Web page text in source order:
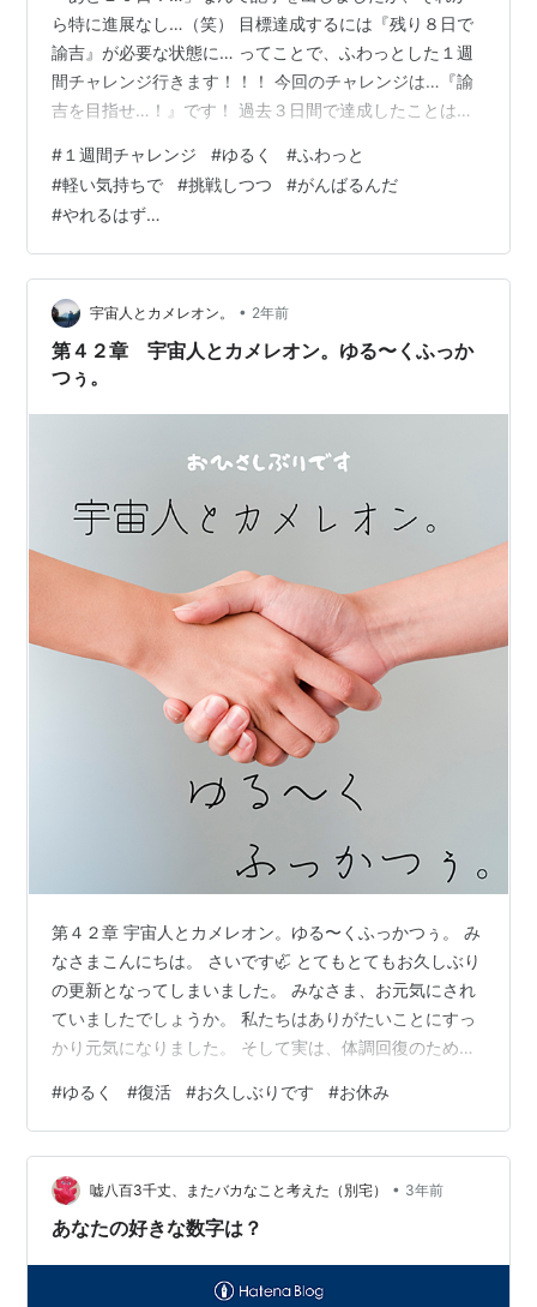
ら特に進展なし…（笑） 目標達成するには『残り８日で
諭吉』が必要な状態に… ってことで、ふわっとした１週
間チャレンジ行きます！！！ 今回のチャレンジは…『諭
吉を目指せ…！』です！ 過去３日間で達成したことはあ
たように検索さえしてもらえれば記事を作るだけでいい
んですけどね（笑） そんな簡単に行くわけもないので、
のんびりと更新していきます… 理由をつけて昨日はサボ
ってしまっているので、今日こそは踏ん張ります！ 宿題
とかをギリギリまでためておくタイプではなかったんで
すが、疑似体験している気分です（笑…
# １週間チャレンジ #ゆるく #ふわっと
#軽い気持ちで #挑戦しつつ #がんばるんだ
#やれるはず…
宇宙人とカメレオン。 • 2年前
第４２章 宇宙人とカメレオン。ゆる〜くふっか
つぅ。
第４２章 宇宙人とカメレオン。ゆる〜くふっかつぅ。 み
なさまこんにちは。 さいです🦏 とてもとてもお久しぶり
の更新となってしまいました。 みなさま、お元気にされ
ていましたでしょうか。 私たちはありがたいことにすっ
かり元気になりました。 そして実は、体調回復のためお
ていました（笑） 「あの日に復活の投稿しようか」と言
ってみた その日を何度通り過ぎていたのか… そして今、
ついに、気まぐれで記事を書いています（笑） お休みの
期間にご連絡をくださった方、コメントをくださった方
本当にありがとうございました。 温かいお言葉に大変救
#ゆるく #復活 #お久しぶりです #お休み
嘘八百3千丈、またバカなこと考えた（別宅） • 3年前
あなたの好きな数字は？